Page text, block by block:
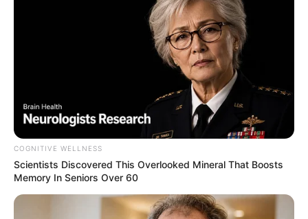
COGNITIVE WELLNESS
Scientists Discovered This Overlooked Mineral That Boosts
Memory In Seniors Over 60